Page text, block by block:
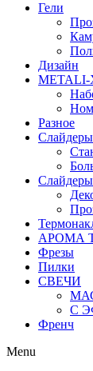
Гели
Дизайн
METALI-
Разное
АРОМА
Фрезы
Пилки
СВЕЧИ
С
Френч
Menu